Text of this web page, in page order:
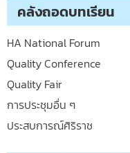
คลังถอดบทเรียน
HA National Forum
Quality Conference
Quality Fair
การประชุมอื่น ๆ
ประสบการณ์ศิริราช